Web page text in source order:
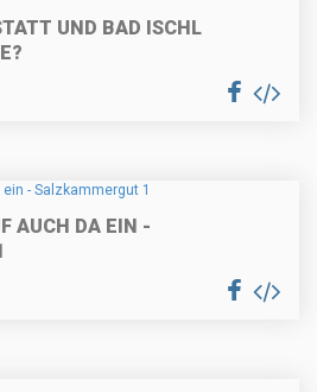
UND BAD ISCHL
AUCH DA EIN -